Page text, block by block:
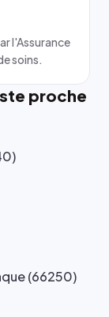
l'Assurance
soins.
proche
(66250)